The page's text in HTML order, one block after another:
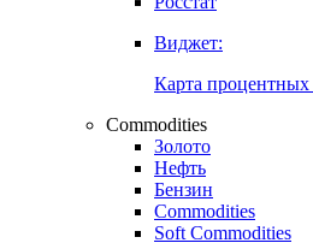
Страницы стран
Росстат
Виджет:
Карта процентных
Commodities
Золото